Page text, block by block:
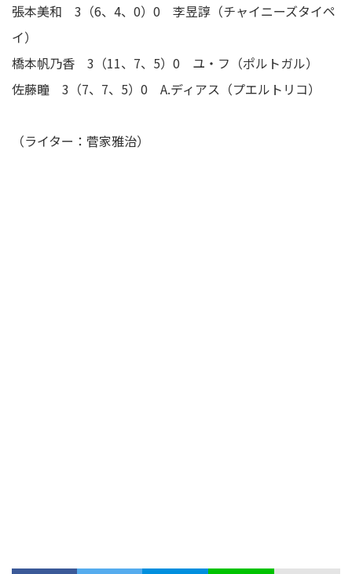
張本美和 3（6、4、0）0 李昱諄（チャイニーズタイペ
イ）
橋本帆乃香 3（11、7、5）0 ユ・フ（ポルトガル）
佐藤瞳 3（7、7、5）0 A.ディアス（プエルトリコ）
（ライター：菅家雅治）